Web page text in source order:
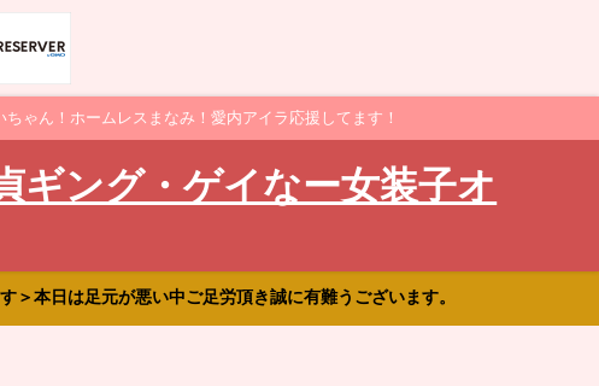
ゃん！ホームレスまなみ！愛内アイラ応援してます！
ギング・ゲイなー女装子オ
本日は足元が悪い中ご足労頂き誠に有難うございます。